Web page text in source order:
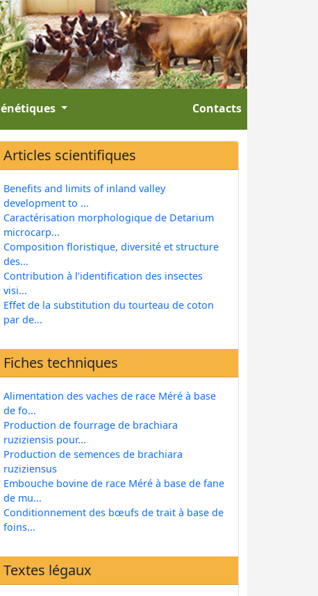
Contacts
Articles scientifiques
Benefits and limits of inland valley
development to ...
Caractérisation morphologique de Detarium
microcarp...
Composition floristique, diversité et structure
des...
Contribution à l’identification des insectes
visi...
Effet de la substitution du tourteau de coton
par de...
Fiches techniques
Alimentation des vaches de race Méré à base
de fo...
Production de fourrage de brachiara
ruziziensis pour...
Production de semences de brachiara
ruziziensus
Embouche bovine de race Méré à base de fane
de mu...
Conditionnement des bœufs de trait à base de
foins...
Textes légaux